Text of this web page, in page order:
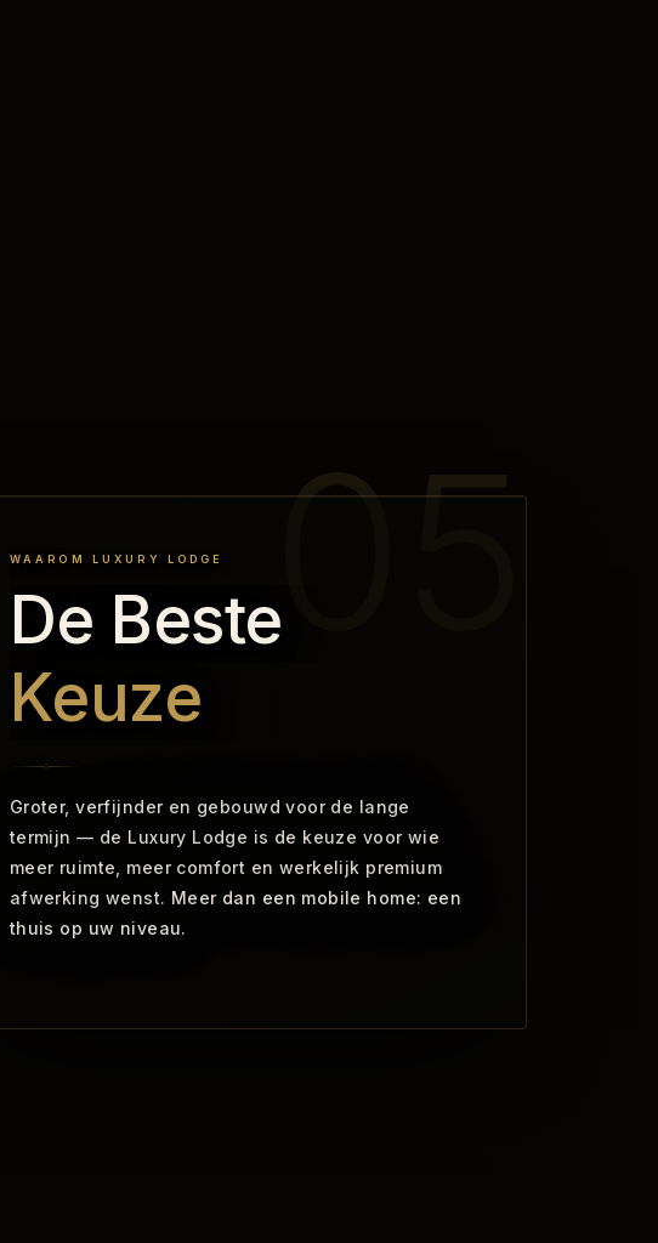
WAAROM LUXURY LODGE
De Beste
Keuze
Groter, verfijnder en gebouwd voor de lange
termijn — de Luxury Lodge is de keuze voor wie
meer ruimte, meer comfort en werkelijk premium
afwerking wenst. Meer dan een mobile home: een
thuis op uw niveau.